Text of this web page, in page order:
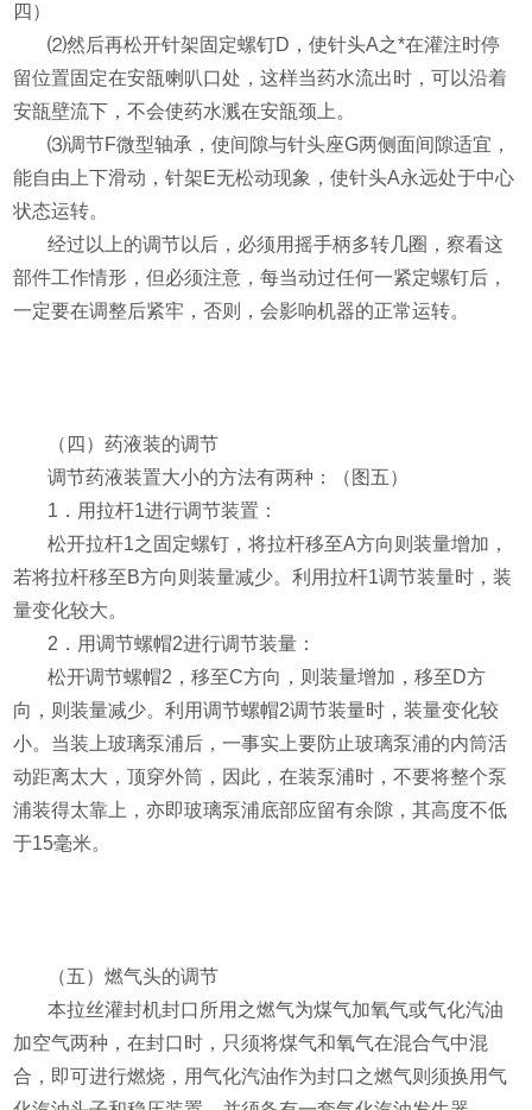
四）
⑵然后再松开针架固定螺钉D ，使针头A之*在灌注时停
留位置固定在安瓿喇叭口处，这样当药水流出时，可以沿着
安瓿壁流下，不会使药水溅在安瓿颈上。
⑶调节F微型轴承，使间隙与针头座G两侧面间隙适宜，
能自由上下滑动，针架E无松动现象，使针头A永远处于中心
状态运转。
经过以上的调节以后，必须用摇手柄多转几圈，察看这
部件工作情形，但必须注意，每当动过任何一紧定螺钉后，
一定要在调整后紧牢，否则，会影响机器的正常运转。
（四）药液装的调节
调节药液装置大小的方法有两种：（图五）
1 ．用拉杆1进行调节装置：
松开拉杆1之固定螺钉，将拉杆移至A方向则装量增加，
若将拉杆移至B方向则装量减少。利用拉杆1调节装量时，装
量变化较大。
2 ．用调节螺帽2进行调节装量：
松开调节螺帽2 ，移至C方向，则装量增加，移至D方
向，则装量减少。利用调节螺帽2调节装量时，装量变化较
小。当装上玻璃泵浦后，一事实上要防止玻璃泵浦的内筒活
动距离太大，顶穿外筒，因此，在装泵浦时，不要将整个泵
浦装得太靠上，亦即玻璃泵浦底部应留有余隙，其高度不低
于15毫米。
（五）燃气头的调节
本拉丝灌封机封口所用之燃气为煤气加氧气或气化汽油
加空气两种，在封口时，只须将煤气和氧气在混合气中混
合，即可进行燃烧，用气化汽油作为封口之燃气则须换用气